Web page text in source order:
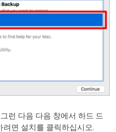
런 다음 다음 창에서 하드 드
려면 설치를 클릭하십시오.